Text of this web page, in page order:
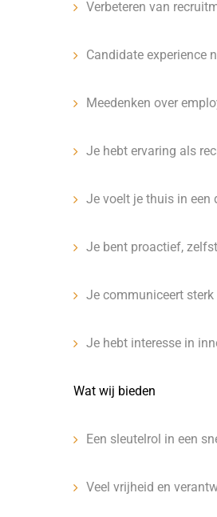
Verbeteren van
Candidate experience
Meedenken over
Je hebt ervaring als
Je voelt je thuis in een
Je bent proactief,
Je communiceert sterk
Je hebt interesse in
Wat wij bieden
Een sleutelrol in een
Veel vrijheid en